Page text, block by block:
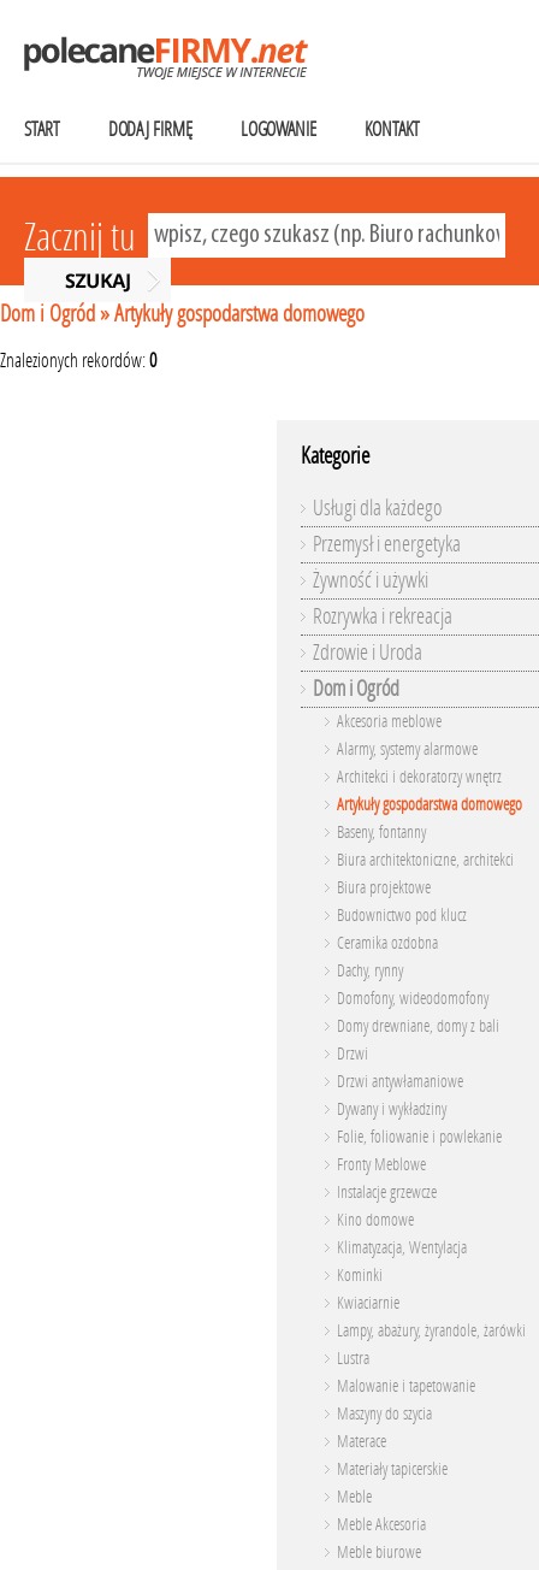
START DODAJ FIRMĘ LOGOWANIE KONTAKT
Zacznij tu
Dom i Ogród»Artykuły gospodarstwa domowego
Znalezionych rekordów:0
Kategorie
Usługi dla każdego
Przemysł i energetyka
Żywność i używki
Rozrywka i rekreacja
Zdrowie i Uroda
Dom i Ogród
Akcesoria meblowe
Alarmy, systemy alarmowe
Architekci i dekoratorzy wnętrz
Artykuły gospodarstwa domowego
Baseny, fontanny
Biura architektoniczne, architekci
Biura projektowe
Budownictwo pod klucz
Ceramika ozdobna
Dachy, rynny
Domofony, wideodomofony
Domy drewniane, domy z bali
Drzwi
Drzwi antywłamaniowe
Dywany i wykładziny
Folie, foliowanie i powlekanie
Fronty Meblowe
Instalacje grzewcze
Kino domowe
Klimatyzacja, Wentylacja
Kominki
Kwiaciarnie
Lampy, abażury, żyrandole, żarówki
Lustra
Malowanie i tapetowanie
Maszyny do szycia
Materace
Materiały tapicerskie
Meble
Meble Akcesoria
Meble biurowe